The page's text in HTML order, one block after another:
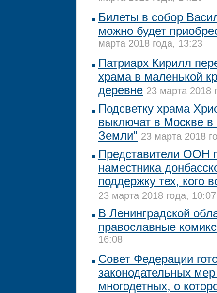
Билеты в собор
можно будет
марта 2018 года, 13:23
Патриарх Кирилл
храма в маленькой
деревне 23 марта 2018
Подсветку храма
выключат в Москве в
Земли" 23 марта 2018
Представители ООН
наместника
поддержку тех, кого
23 марта 2018 года, 10:07
В Ленинградской
православные
16:08
Совет Федерации
законодательных
многодетных, о